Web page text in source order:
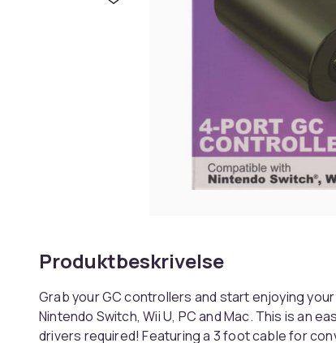
Produktbeskrivelse
Grab your GC controllers and start enjoying
Nintendo Switch, Wii U, PC and Mac. This is an
drivers required! Featuring a 3 foot cable for